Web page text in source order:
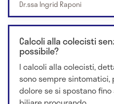
Dr.ssa Ingrid Raponi
Calcoli alla colecisti
possibile?
I calcoli alla colecisti,
sono sempre sintomatici,
dolore se si spostano